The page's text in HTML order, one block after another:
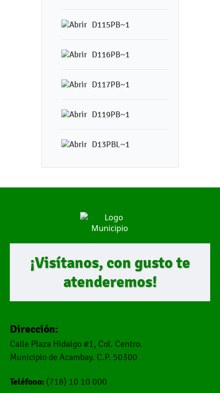
D115PB~1
D116PB~1
D117PB~1
D119PB~1
D13PBL~1
¡Visítanos, con gusto te
atenderemos!
Dirección:
Calle Plaza Hidalgo #1, Col. Centro.
Municipio de Acambay. C.P. 50300
Teléfono: (718) 10 10 000